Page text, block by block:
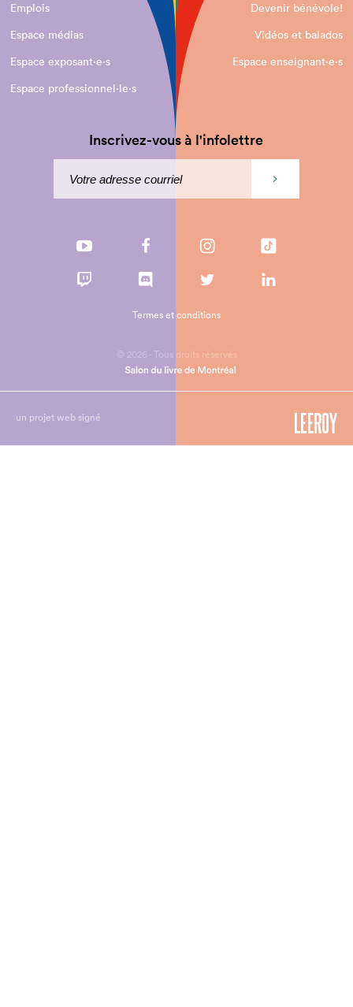
Emplois
Devenir bénévole!
Espace médias
Vidéos et balados
Espace exposant·e⋅s
Espace enseignant·e⋅s
Espace professionnel·le⋅s
Inscrivez-vous à l'infolettre
© 2026 - Tous droits réservés
Termes et conditions
un projet web signé